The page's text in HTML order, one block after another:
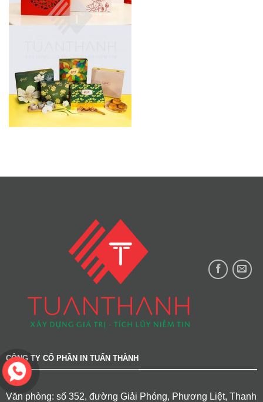
CÔNG TY CỔ PHẦN IN TUẤN THÀNH
Văn phòng: số 352, đường Giải Phóng, Phương Liệt, Thanh